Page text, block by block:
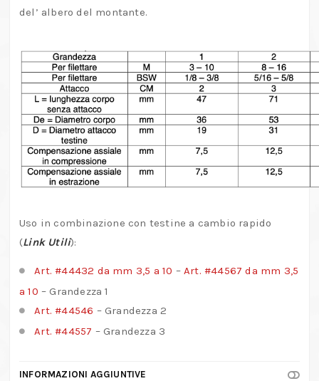
del’ albero del montante.
Uso in combinazione con testine a cambio rapido
(Link Utili):
Art. #44432 da mm 3,5 a 10 – Art. #44567 da mm 3,5
a 10 – Grandezza 1
Art. #44546 – Grandezza 2
Art. #44557 – Grandezza 3
INFORMAZIONI AGGIUNTIVE